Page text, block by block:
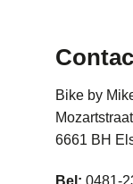
Bike by
6661 BH
Bel: 0481-